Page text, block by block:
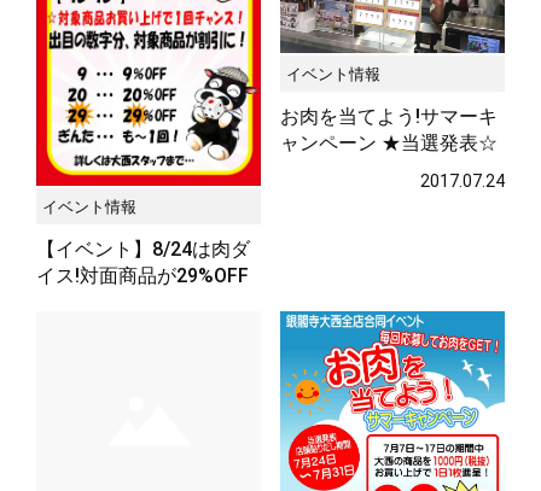
イベント情報
【イベント】8/24は肉ダ
イス!対面商品が29%OFF
イベント情報
お肉を当てよう!サマーキ
ャンペーン ★当選発表☆
2017.07.24